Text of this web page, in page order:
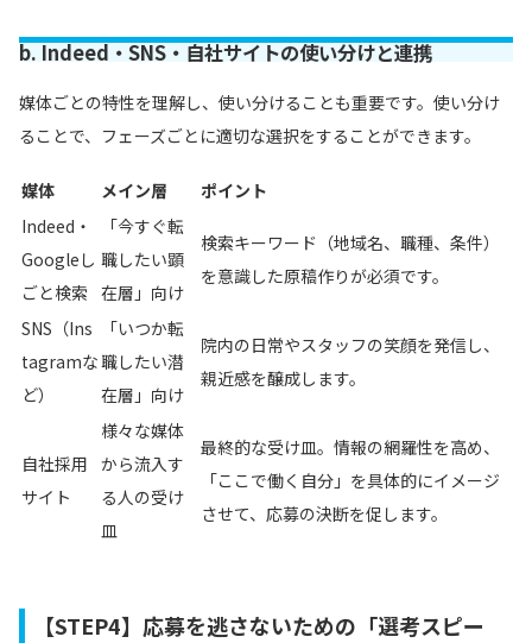
b. Indeed・SNS・自社サイトの使い分けと連携
媒体ごとの特性を理解し、使い分けることも重要です。使い分け
ることで、フェーズごとに適切な選択をすることができます。
媒体 メイン層
ポイント
Indeed・
Googleし
ごと検索
「今すぐ転
職したい顕
在層」向け
検索キーワード（地域名、職種、条件）
を意識した原稿作りが必須です。
SNS（Ins
tagramな
ど）
「いつか転
職したい潜
在層」向け
院内の日常やスタッフの笑顔を発信し、
親近感を醸成します。
自社採用
サイト
様々な媒体
から流入す
る人の受け
皿
最終的な受け皿。情報の網羅性を高め、
「ここで働く自分」を具体的にイメージ
させて、応募の決断を促します。
【STEP4】応募を逃さないための「選考スピー